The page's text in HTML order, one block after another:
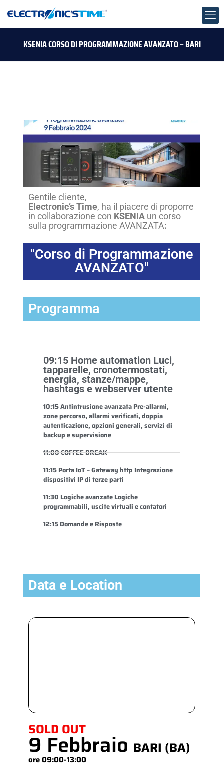
KSENIA CORSO DI PROGRAMMAZIONE AVANZATO – BARI
Gentile cliente,
Electronic’s Time, ha il piacere di proporre
in collaborazione con KSENIAun corso
sulla programmazione AVANZATA:
"Corso di Programmazione
AVANZATO"
Programma
09:15 Home automation Luci,
tapparelle, cronotermostati,
energia, stanze/mappe,
hashtags e webserver utente
10:15 Antintrusione avanzata Pre-allarmi,
zone percorso, allarmi verificati, doppia
autenticazione, opzioni generali, servizi di
backup e supervisione
11:00 COFFEE BREAK
11:15 Porta IoT – Gateway http Integrazione
dispositivi IP di terze parti
11:30 Logiche avanzate Logiche
programmabili, uscite virtuali e contatori
12:15 Domande e Risposte
Data e Location
SOLD OUT
9 Febbraio BARI (BA)
ore 09:00-13:00